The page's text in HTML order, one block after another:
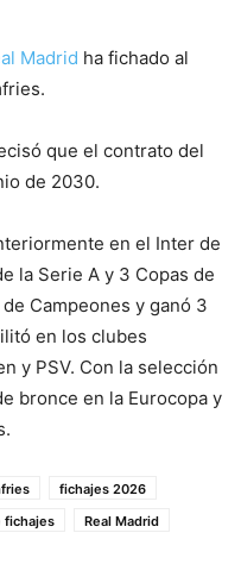
Madrid ha fichado al
que el contrato del
de 2030.
en el Inter de
la Serie A y 3 Copas de
Campeones y ganó 3
en los clubes
y PSV. Con la selección
bronce en la Eurocopa y
fichajes 2026
fichajes
Real Madrid